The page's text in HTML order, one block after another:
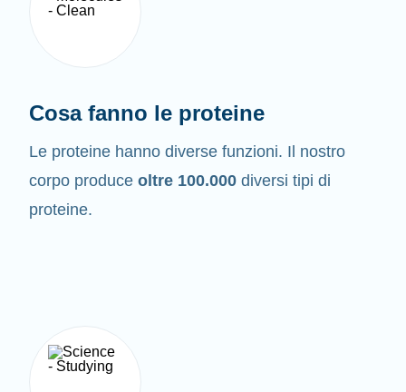
Cosa fanno le proteine
Le proteine hanno diverse funzioni. Il nostro
corpo produce oltre 100.000 diversi tipi di
proteine.